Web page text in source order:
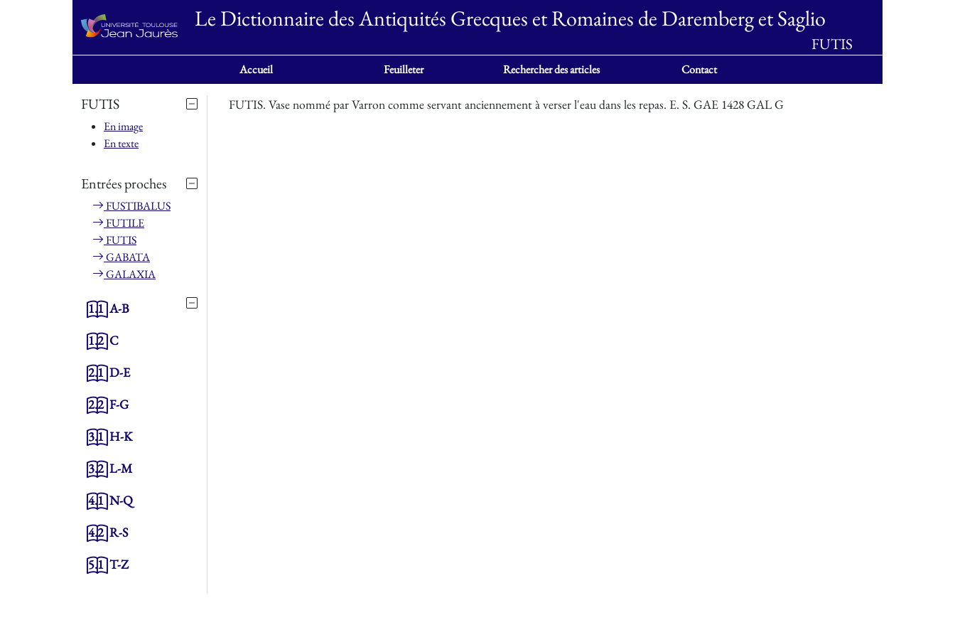
Le Dictionnaire des Antiquités Grecques et Romaines de Daremberg et Saglio
FUTIS
Accueil Feuilleter Rechercher des articles Contact
FUTIS
En image
En texte
Entrées proches
FUSTIBALUS
FUTILE
FUTIS
GABATA
GALAXIA
1.1A-B
1.2C
2.1D-E
2.2F-G
3.1H-K
3.2L-M
4.1N-Q
4.2R-S
5.1T-Z
FUTIS. Vase nommé par Varron comme servant anciennement à verser l'eau dans les repas. E. S. GAE 1428 GAL G